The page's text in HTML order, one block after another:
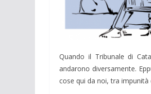
Quando il Tribunale di
andarono diversamente.
cose qui da noi, tra impunità